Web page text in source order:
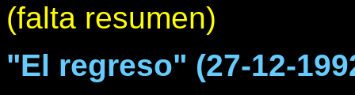
(falta resumen)
"El regreso" (27-12-